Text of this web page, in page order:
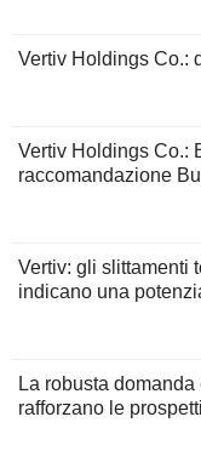
Vertiv Holdings Co.:
Vertiv Holdings Co.:
raccomandazione
Vertiv: gli slittamenti
indicano una
La robusta
rafforzano le